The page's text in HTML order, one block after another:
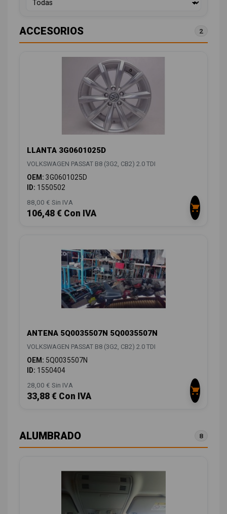
ACCESORIOS 2
LLANTA 3G0601025D
VOLKSWAGEN PASSAT B8 (3G2, CB2) 2.0 TDI
OEM: 3G0601025D
ID: 1550502
88,00 € Sin IVA
106,48 € Con IVA
ANTENA 5Q0035507N 5Q0035507N
VOLKSWAGEN PASSAT B8 (3G2, CB2) 2.0 TDI
OEM: 5Q0035507N
ID: 1550404
28,00 € Sin IVA
33,88 € Con IVA
ALUMBRADO 8